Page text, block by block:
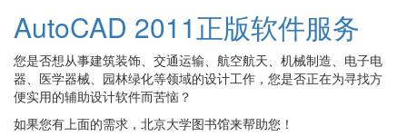
AutoCAD 2011正版软件服务
您是否想从事建筑装饰、交通运输、航空航天、机械制造、电子电
器、医学器械、园林绿化等领域的设计工作，您是否正在为寻找方
便实用的辅助设计软件而苦恼？
如果您有上面的需求，北京大学图书馆来帮助您！